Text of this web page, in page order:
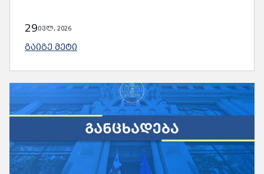
29ივლ, 2026
ᲒᲐᲘᲒᲔ ᲛᲔᲢᲘ